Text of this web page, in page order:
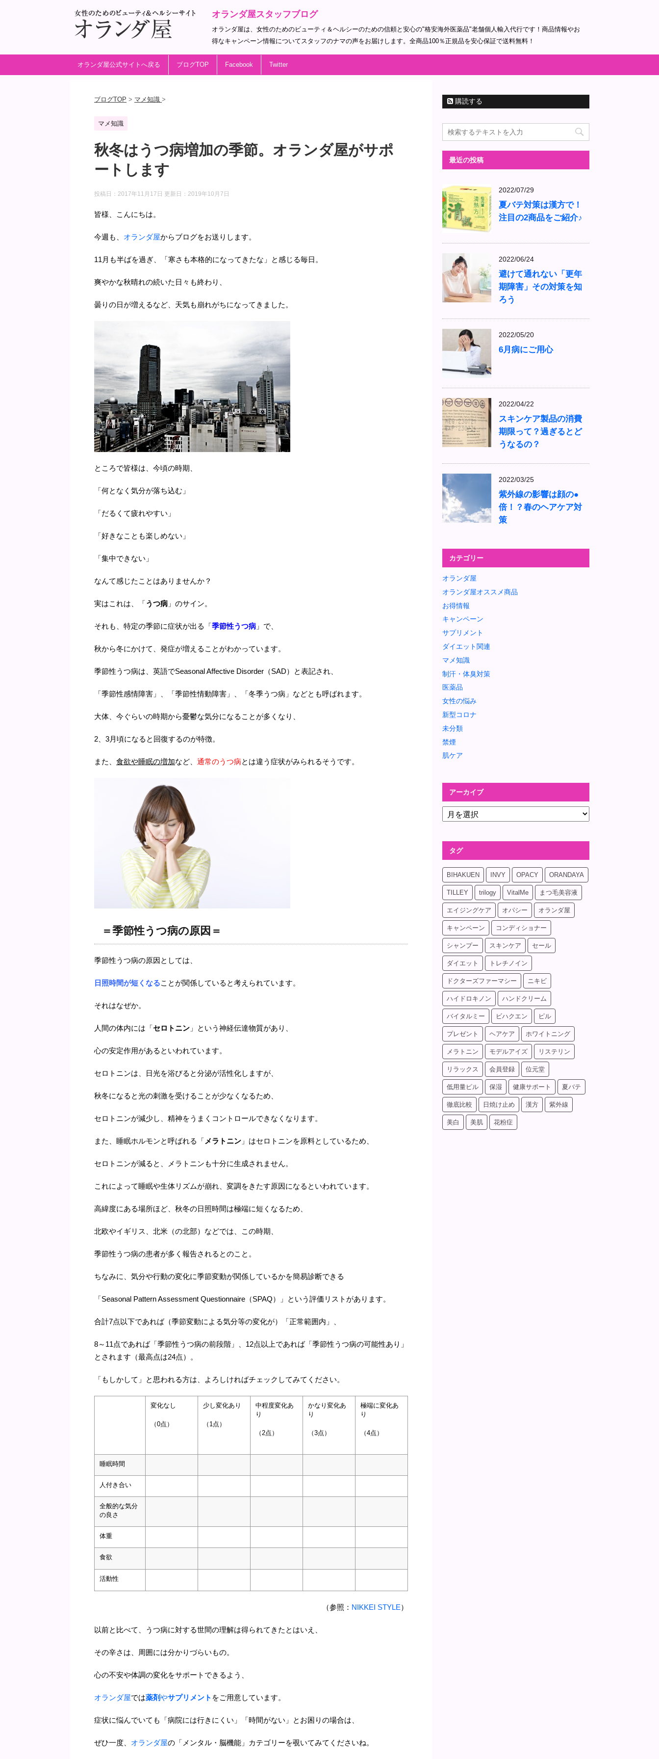
オランダ屋スタッフブログ
オランダ屋は、女性のためのビューティ＆ヘルシーのための信頼と安心の"格安海外医薬品"老舗個人輸入代行です！商品情報やお
得なキャンペーン情報についてスタッフのナマの声をお届けします。全商品100％正規品を安心保証で送料無料！
オランダ屋公式サイトへ戻る ブログTOP Facebook Twitter
ブログTOP > マメ知識 >
マメ知識
秋冬はうつ病増加の季節。オランダ屋がサポ
ートします
投稿日：2017年11月17日 更新日： 2019年10月7日
皆様、こんにちは。
今週も、 オランダ屋からブログをお送りします。
11月も半ばを過ぎ、「寒さも本格的になってきたな」と感じる毎日。
爽やかな秋晴れの続いた日々も終わり、
曇りの日が増えるなど、天気も崩れがちになってきました。
ところで皆様は、今頃の時期、
「何となく気分が落ち込む」
「だるくて疲れやすい」
「好きなことも楽しめない」
「集中できない」
なんて感じたことはありませんか？
実はこれは、「うつ病 」のサイン。
それも、特定の季節に症状が出る「季節性うつ病 」で、
秋から冬にかけて、発症が増えることがわかっています。
季節性うつ病は、英語でSeasonal Affective Disorder（SAD）と表記され、
「季節性感情障害」、「季節性情動障害」、「冬季うつ病」などとも呼ばれます。
大体、今ぐらいの時期から憂鬱な気分になることが多くなり、
2、3月頃になると回復するのが特徴。
また、 食欲や睡眠の増加など、 通常のうつ病とは違う症状がみられるそうです。
＝季節性うつ病の原因＝
季節性うつ病の原因としては、
日照時間が短くなることが関係していると考えられています。
それはなぜか。
人間の体内には「セロトニン 」という神経伝達物質があり、
心の安定作用があるといわれています。
セロトニンは、日光を浴びると分泌が活性化しますが、
秋冬になると光の刺激を受けることが少なくなるため、
セロトニンが減少し、精神をうまくコントロールできなくなります。
また、睡眠ホルモンと呼ばれる「 メラトニン 」はセロトニンを原料としているため、
セロトニンが減ると、メラトニンも十分に生成されません。
これによって睡眠や生体リズムが崩れ、変調をきたす原因になるといわれています。
高緯度にある場所ほど、秋冬の日照時間は極端に短くなるため、
北欧やイギリス、北米（の北部）などでは、この時期、
季節性うつ病の患者が多く報告されるとのこと。
ちなみに、気分や行動の変化に季節変動が関係しているかを簡易診断できる
「Seasonal Pattern Assessment Questionnaire（SPAQ）」という評価リストがあります。
合計7点以下であれば（季節変動による気分等の変化が）「正常範囲内」、
8～11点であれば「季節性うつ病の前段階」、12点以上であれば「季節性うつ病の可能性あり」
とされます（最高点は24点）。
「もしかして」と思われる方は、よろしければチェックしてみてください。
変化なし
（0点）
少し変化あり
（1点）
中程度変化あ
り
（2点）
かなり変化あ
り
（3点）
極端に変化あ
り
（4点）
睡眠時間
人付き合い
全般的な気分
の良さ
体重
食欲
活動性
（参照： NIKKEI STYLE）
以前と比べて、うつ病に対する世間の理解は得られてきたとはいえ、
その辛さは、周囲には分かりづらいもの。
心の不安や体調の変化をサポートできるよう、
オランダ屋では薬剤やサプリメント をご用意しています。
症状に悩んでいても「病院には行きにくい」「時間がない」とお困りの場合は、
ぜひ一度、 オランダ屋の「メンタル・脳機能」カテゴリーを覗いてみてくださいね。
購読する
最近の投稿
2022/07/29
夏バテ対策は漢方で！
注目の2商品をご紹介♪
2022/06/24
避けて通れない「更年
期障害」その対策を知
ろう
2022/05/20
6月病にご用心
2022/04/22
スキンケア製品の消費
期限って？過ぎるとど
うなるの？
2022/03/25
紫外線の影響は顔の●
倍！？春のヘアケア対
策
カテゴリー
オランダ屋
オランダ屋オススメ商品
お得情報
キャンペーン
サプリメント
ダイエット関連
マメ知識
制汗・体臭対策
医薬品
女性の悩み
新型コロナ
未分類
禁煙
肌ケア
アーカイブ
タグ
BIHAKUEN INVY OPACY ORANDAYA
TILLEY trilogy VitalMe まつ毛美容液
エイジングケア オパシー オランダ屋
キャンペーン コンディショナー
シャンプー スキンケア セール
ダイエット トレチノイン
ドクターズファーマシー ニキビ
ハイドロキノン ハンドクリーム
バイタルミー ビハクエン ピル
プレゼント ヘアケア ホワイトニング
メラトニン モデルアイズ リステリン
リラックス 会員登録 位元堂
低用量ピル 保湿 健康サポート 夏バテ
徹底比較 日焼け止め 漢方 紫外線
美白 美肌 花粉症